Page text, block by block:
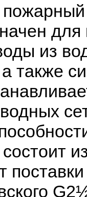
из
также